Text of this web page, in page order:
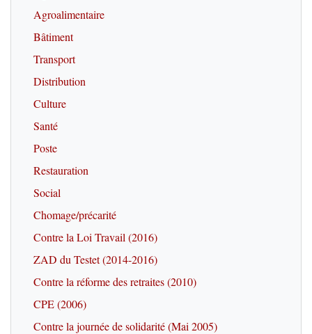
Agroalimentaire
Bâtiment
Transport
Distribution
Culture
Santé
Poste
Restauration
Social
Chomage/précarité
Contre la Loi Travail (2016)
ZAD du Testet (2014-2016)
Contre la réforme des retraites (2010)
CPE (2006)
Contre la journée de solidarité (Mai 2005)